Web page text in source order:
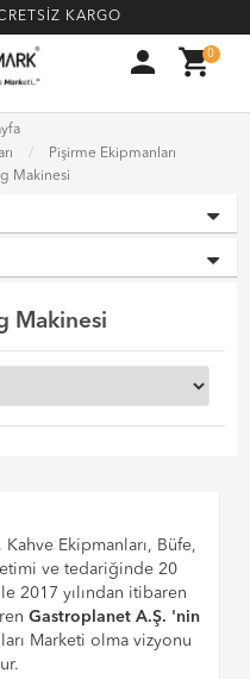
KARGO
person shopping_cart0
Pişirme Ekipmanları
Makinesi
Makinesi
Kahve Ekipmanları, Büfe,
ve tedariğinde 20
2017 yılından itibaren
Gastroplanet A.Ş. 'nin
Marketi olma vizyonu